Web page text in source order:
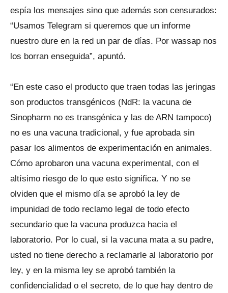
espía los mensajes sino que además son censurados:
“Usamos Telegram si queremos que un informe
nuestro dure en la red un par de días. Por wassap nos
los borran enseguida”, apuntó.
“En este caso el producto que traen todas las jeringas
son productos transgénicos (NdR: la vacuna de
Sinopharm no es transgénica y las de ARN tampoco)
no es una vacuna tradicional, y fue aprobada sin
pasar los alimentos de experimentación en animales.
Cómo aprobaron una vacuna experimental, con el
altísimo riesgo de lo que esto significa. Y no se
olviden que el mismo día se aprobó la ley de
impunidad de todo reclamo legal de todo efecto
secundario que la vacuna produzca hacia el
laboratorio. Por lo cual, si la vacuna mata a su padre,
usted no tiene derecho a reclamarle al laboratorio por
ley, y en la misma ley se aprobó también la
confidencialidad o el secreto, de lo que hay dentro de